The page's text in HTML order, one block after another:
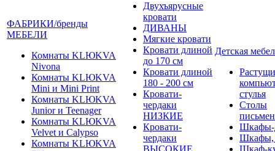
ФАБРИКИ/бренды
МЕБЕЛИ
Комнаты KLЮKVA
Nivona
Комнаты KLЮKVA
Mini и Mini Print
Комнаты KLЮKVA
Junior и Teenager
Комнаты KLЮKVA
Velvet и Calypso
Комнаты KLЮKVA
Двухъярусные
кровати
ДИВАНЫ
Мягкие кровати
Кровати длиной
до 170 см
Кровати длиной
180 - 200 см
Кровати-
чердаки
НИЗКИЕ
Кровати-
чердаки
ВЫСОКИЕ
Детская
стулья
Столы
Шкафы-
Шкафы,
Шкаф-